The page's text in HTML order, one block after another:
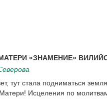
«ЗНАМЕНИЕ»
тут стала подниматься
Исцеления по